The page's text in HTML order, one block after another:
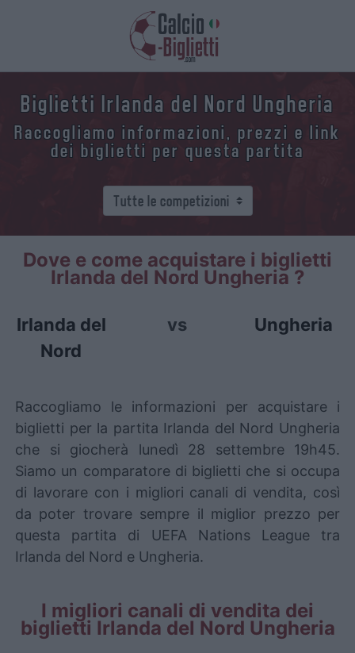
Biglietti Irlanda del Nord Ungheria
Raccogliamo informazioni, prezzi e link
dei biglietti per questa partita
Dove e come acquistare i biglietti
Irlanda del Nord Ungheria ?
Irlanda del
Nord
vs Ungheria
Raccogliamo le informazioni per acquistare i
biglietti per la partita Irlanda del Nord Ungheria
che si giocherà lunedì 28 settembre 19h45.
Siamo un comparatore di biglietti che si occupa
di lavorare con i migliori canali di vendita, così
da poter trovare sempre il miglior prezzo per
questa partita di UEFA Nations League tra
Irlanda del Nord e Ungheria.
I migliori canali di vendita dei
biglietti Irlanda del Nord Ungheria